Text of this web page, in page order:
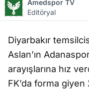
Amedspor TV
Editöryal
Diyarbakır
Aslan’ın
arayışlarına hız
FK’da forma